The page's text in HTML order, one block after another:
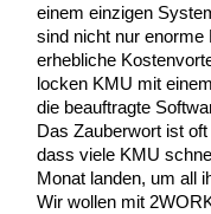
einem einzigen
sind nicht nur enorme
erhebliche
locken KMU mit
die beauftragte
Das Zauberwort ist
dass viele KMU
Monat landen, um all
Wir wollen mit